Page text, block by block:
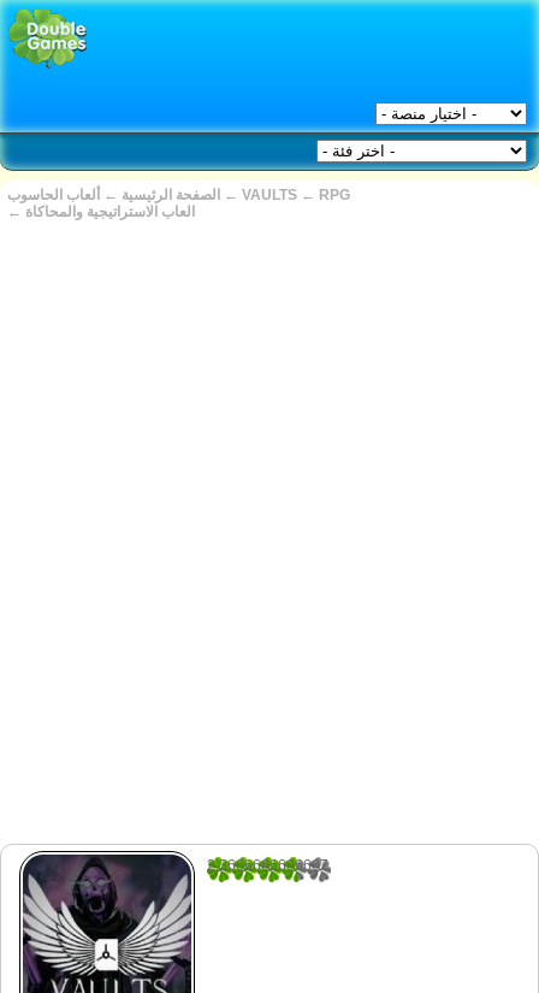
الصفحة الرئيسية ← ألعاب الحاسوب ← VAULTS ← RPG
← العاب الاستراتيجية والمحاكاة
2.3666666666667